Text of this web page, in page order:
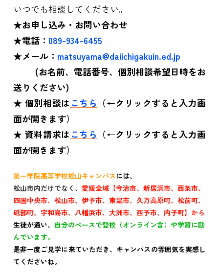
いつでも相談してください。
★お申し込み・お問い合わせ
★電話： 089-934-6455
★メール： matsuyama@daiichigakuin.ed.jp
(お名前、電話番号、個別相談希望日時をお
送りください)
★ 個別相談は こちら （←クリックすると入力画
面が開きます）
★ 資料請求は こちら （←クリックすると入力画
面が開きます）
第一学院高等学校松山キャンパスには、
松山市内だけでなく、 愛媛全域【今治市、新居浜市、西条市、
四国中央市、松山市、伊予市、東温市、久万高原町、松前町、
砥部町、宇和島市、八幡浜市、大洲市、西予市、内子町】から
生徒が通い、 自分のペースで登校（オンライン含）や学習に励
んでいます。
是非一度ご見学に来ていただき、キャンパスの雰囲気を実感し
てくださいね。